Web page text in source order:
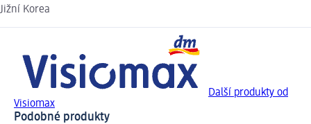
Jižní Korea
Další produkty od
Visiomax
Podobné produkty